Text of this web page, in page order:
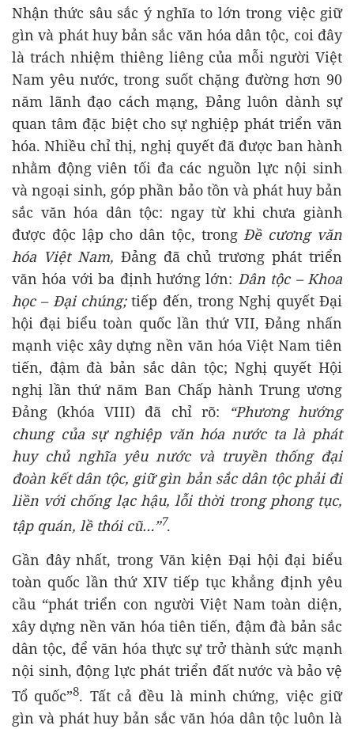
Nhận thức sâu sắc ý nghĩa to lớn trong việc giữ
gìn và phát huy bản sắc văn hóa dân tộc, coi đây
là trách nhiệm thiêng liêng của mỗi người Việt
Nam yêu nước, trong suốt chặng đường hơn 90
năm lãnh đạo cách mạng, Đảng luôn dành sự
quan tâm đặc biệt cho sự nghiệp phát triển văn
hóa. Nhiều chỉ thị, nghị quyết đã được ban hành
nhằm động viên tối đa các nguồn lực nội sinh
và ngoại sinh, góp phần bảo tồn và phát huy bản
sắc văn hóa dân tộc: ngay từ khi chưa giành
được độc lập cho dân tộc, trong Đề cương văn
hóa Việt Nam, Đảng đã chủ trương phát triển
văn hóa với ba định hướng lớn: ­ Dân tộc – Khoa
học – Đại chúng;tiếp đến, trong Nghị quyết Đại
hội đại biểu toàn quốc lần thứ VII, Đảng nhấn
mạnh việc xây dựng nền văn hóa Việt Nam tiên
tiến, đậm đà bản sắc dân tộc; Nghị quyết Hội
nghị lần thứ năm Ban Chấp hành Trung ương
Đảng (khóa VIII) đã chỉ rõ:
“Phương hướng
chung của sự nghiệp văn hóa nước ta là phát
huy chủ nghĩa yêu nước và truyền thống đại
đoàn kết dân tộc, giữ gìn bản sắc dân tộc phải đi
liền với chống lạc hậu, lỗi thời trong phong tục,
tập quán, lề thói cũ…”7.
Gần đây nhất, trong Văn kiện Đại hội đại biểu
toàn quốc lần thứ XIV tiếp tục khẳng định yêu
cầu “phát triển con người Việt Nam toàn diện,
xây dựng nền văn hóa tiên tiến, đậm đà bản sắc
dân tộc, để văn hóa thực sự trở thành sức mạnh
nội sinh, động lực phát triển đất nước và bảo vệ
Tổ quốc”8. Tất cả đều là minh chứng, việc giữ
gìn và phát huy bản sắc văn hóa dân tộc luôn là